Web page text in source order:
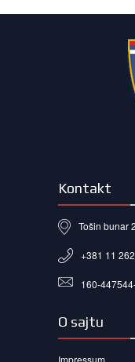
Kontakt
Tošin bunar
+381 11
160-
O sajtu
Impressum